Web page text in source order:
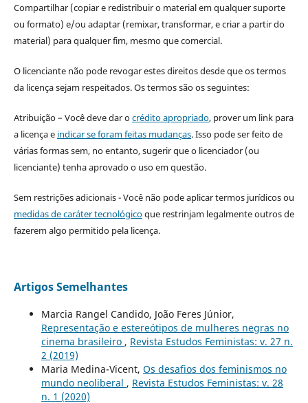
Compartilhar (copiar e redistribuir o material em qualquer suporte
ou formato) e/ou adaptar (remixar, transformar, e criar a partir do
material) para qualquer fim, mesmo que comercial.
O licenciante não pode revogar estes direitos desde que os termos
da licença sejam respeitados. Os termos são os seguintes:
Atribuição – Você deve dar ocrédito apropriado, prover um link para
a licença e indicar se foram feitas mudanças. Isso pode ser feito de
várias formas sem, no entanto, sugerir que o licenciador (ou
licenciante) tenha aprovado o uso em questão.
Sem restrições adicionais - Você não pode aplicar termos jurídicos ou
medidas de caráter tecnológicoque restrinjam legalmente outros de
fazerem algo permitido pela licença.
Artigos Semelhantes
Marcia Rangel Candido, João Feres Júnior,
Representação e estereótipos de mulheres negras no
cinema brasileiro , Revista Estudos Feministas: v. 27 n.
2 (2019)
Maria Medina-Vicent, Os desafios dos feminismos no
mundo neoliberal , Revista Estudos Feministas: v. 28
n. 1 (2020)